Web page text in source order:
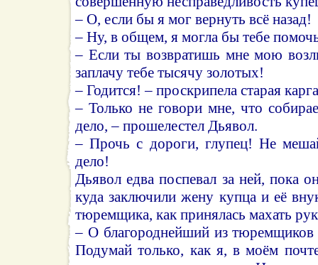
– О, если бы я мог вернуть всё назад!
– Ну, в общем, я могла бы тебе
– Если ты возвратишь мне мою
заплачу тебе тысячу золотых!
– Годится! – проскрипела старая
– Только не говори мне, что
дело, – прошелестел Дьявол.
– Прочь с дороги, глупец! Не
дело!
Дьявол едва поспевал за ней, пока
куда заключили жену купца и её
тюремщика, как принялась махать
– О благороднейший из тюремщиков
Подумай только, как я, в моём